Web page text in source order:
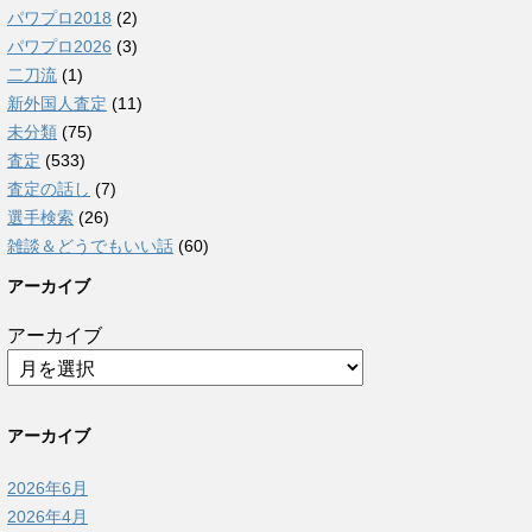
パワプロ2018 (2)
パワプロ2026 (3)
二刀流 (1)
新外国人査定 (11)
未分類 (75)
査定 (533)
査定の話し (7)
選手検索 (26)
雑談＆どうでもいい話 (60)
アーカイブ
アーカイブ
アーカイブ
2026年6月
2026年4月